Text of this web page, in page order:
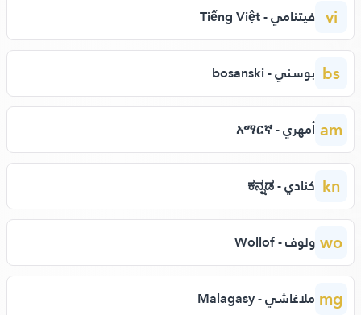
vi فيتنامي - Tiếng Việt
bs بوسني - bosanski
am أمهري - አማርኛ
kn كنادي - ಕನ್ನಡ
wo ولوف - Wollof
mg ملاغاشي - Malagasy